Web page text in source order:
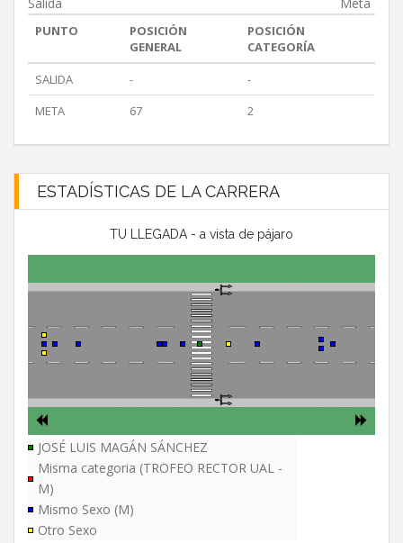
Salida Meta
PUNTO
POSICIÓN
GENERAL
POSICIÓN
CATEGORÍA
SALIDA
-
-
META
67 2
ESTADÍSTICAS DE LA CARRERA
TU LLEGADA - a vista de pájaro
JOSÉ LUIS MAGÁN SÁNCHEZ
Misma categoria (TROFEO RECTOR UAL -
M)
Mismo Sexo (M)
Otro Sexo